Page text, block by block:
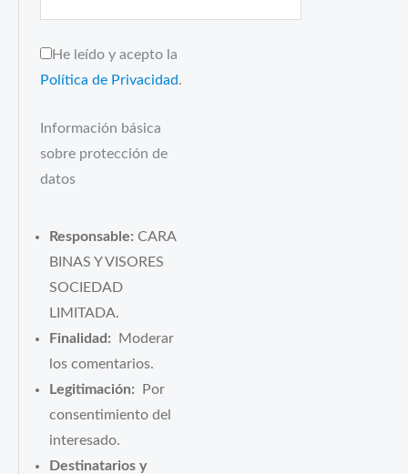
He leído y acepto la
Política de Privacidad .
Información básica
sobre protección de
datos
Responsable: CARA
BINAS Y VISORES
SOCIEDAD
LIMITADA.
Finalidad: Moderar
los comentarios.
Legitimación: Por
consentimiento del
interesado.
Destinatarios y